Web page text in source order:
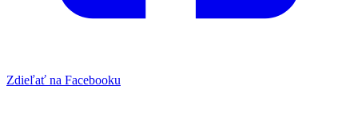
Zdieľať na Facebooku